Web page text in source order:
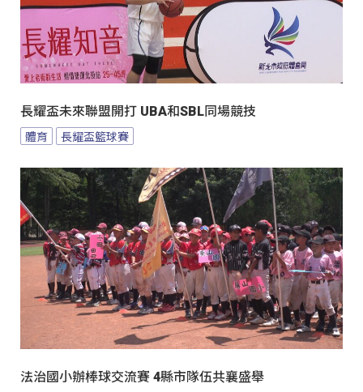
長耀盃未來聯盟開打 UBA和SBL同場競技
體育 長耀盃籃球賽
法治國小辦棒球交流賽 4縣市隊伍共襄盛舉